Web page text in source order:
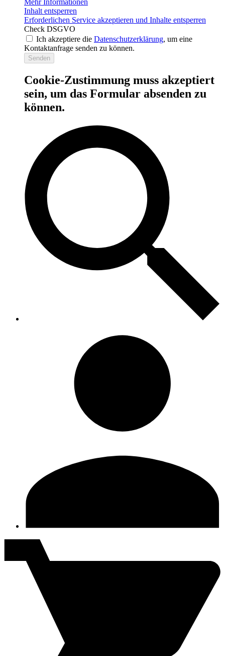
Mehr Informationen
Inhalt entsperren
Erforderlichen Service akzeptieren und Inhalte entsperren
Check DSGVO
Ich akzeptiere die Datenschutzerklärung, um eine
Kontaktanfrage senden zu können.
Senden
Cookie-Zustimmung muss akzeptiert
sein, um das Formular absenden zu
können.